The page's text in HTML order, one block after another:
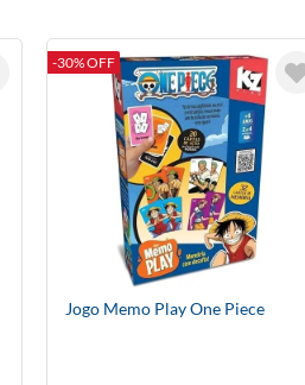
-30% OFF
Jogo Memo Play One Piece